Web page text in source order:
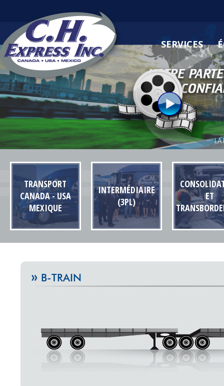
SERVICES
TRANSPORT
CANADA - USA
MEXIQUE
INTERMÉDIAIRE
(3PL)
ET
» B-TRAIN